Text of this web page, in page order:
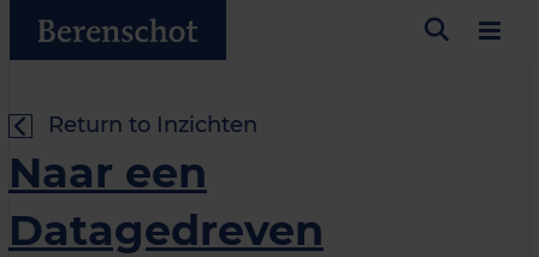
Return to Inzichten
Naar een
Datagedreven